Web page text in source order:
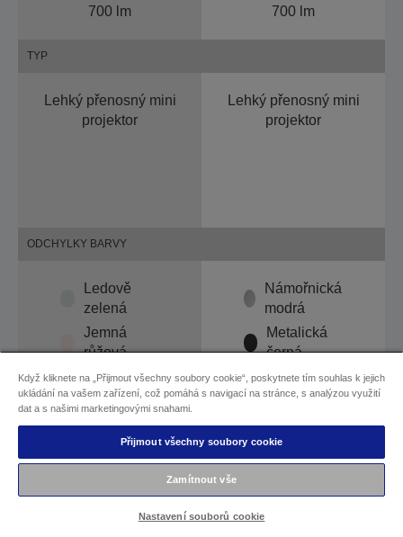
700 lm 700 lm
TYP
Lehký přenosný mini
projektor
Lehký přenosný mini
projektor
ODCHYLKY BARVY
Ledově
zelená
Jemná
růžová
Diamantově
bílá
Námořnická
modrá
Metalická
černá
Sound by Bose®
Sound by Bose®
Když kliknete na „Přijmout všechny soubory cookie“, poskytnete tím souhlas k jejich
ukládání na vašem zařízení, což pomáhá s navigací na stránce, s analýzou využití
dat a s našimi marketingovými snahami.
Přijmout všechny soubory cookie
Zamítnout vše
Nastavení souborů cookie